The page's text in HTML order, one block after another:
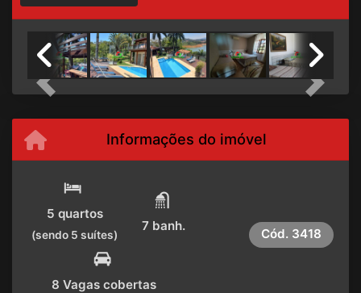
Previous Next
Informações do imóvel
5 quartos
(sendo 5 suítes)
7 banh.
8 Vagas cobertas
Cód. 3418